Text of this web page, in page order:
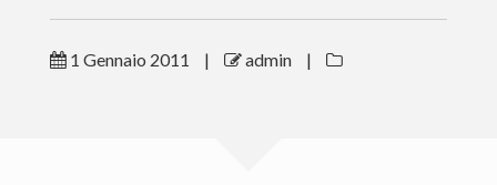
1 Gennaio 2011 | admin |